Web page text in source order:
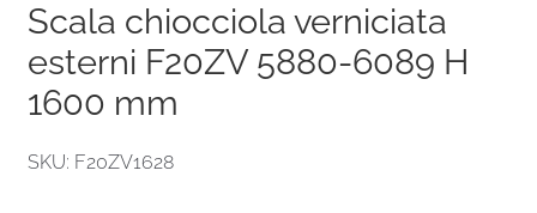
Scala chiocciola verniciata
esterni F20ZV 5880-6089 H
1600 mm
SKU: F20ZV1628